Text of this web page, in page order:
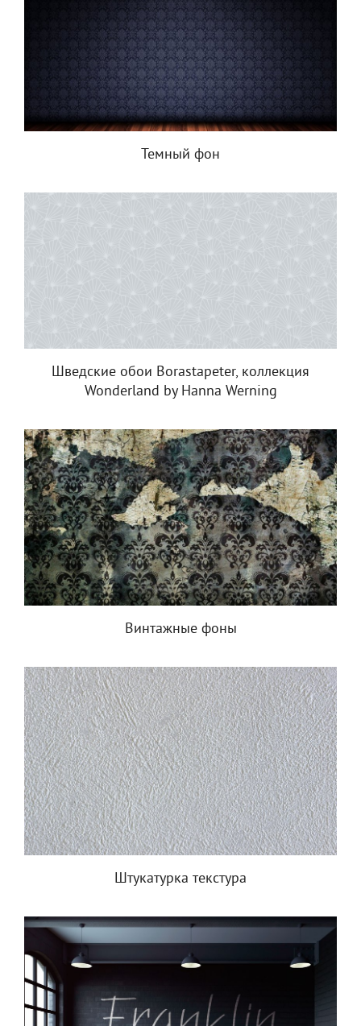
Темный фон
Шведские обои Borastapeter, коллекция
Wonderland by Hanna Werning
Винтажные фоны
Штукатурка текстура